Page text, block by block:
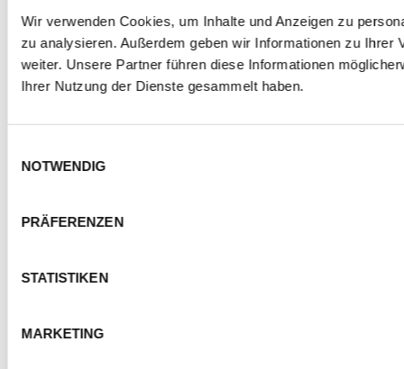
Wir verwenden Cookies, um Inhalte und Anzeigen zu
zu analysieren. Außerdem geben wir Informationen zu
weiter. Unsere Partner führen diese Informationen
Ihrer Nutzung der Dienste gesammelt haben.
NOTWENDIG
PRÄFERENZEN
STATISTIKEN
MARKETING